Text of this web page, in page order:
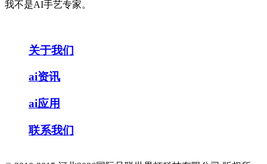
我不是AI手艺专家。
关于我们
ai资讯
ai应用
联系我们